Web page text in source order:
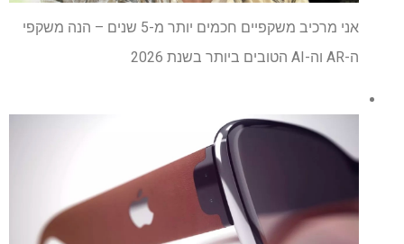
אני מרכיב משקפיים חכמים יותר מ-5 שנים – הנה משקפי
ה-AR וה-AI הטובים ביותר בשנת 2026